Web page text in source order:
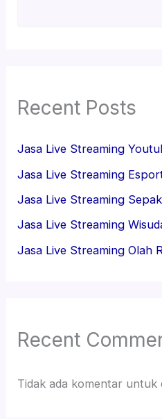
Recent Posts
Jasa Live Streaming
Jasa Live Streaming
Jasa Live Streaming
Jasa Live Streaming
Jasa Live Streaming Olah
Recent
Tidak ada komentar untuk